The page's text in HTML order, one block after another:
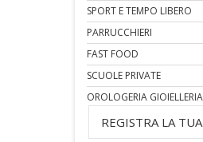
SPORT E TEMPO LIBERO
PARRUCCHIERI
FAST FOOD
SCUOLE PRIVATE
OROLOGERIA GIOIELLERIA
REGISTRA LA